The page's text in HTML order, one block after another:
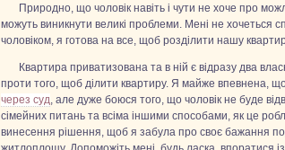
Природно, що чоловік навіть і чути не хоче про
можуть виникнути великі проблеми. Мені не хочеться
чоловіком, я готова на все, щоб розділити нашу
Квартира приватизована та в ній є відразу два
проти того, щоб ділити квартиру. Я майже впевнена,
через суд, але дуже боюся того, що чоловік не буде
сімейних питань та всіма іншими способами, як це
винесення рішення, щоб я забула про своє бажання